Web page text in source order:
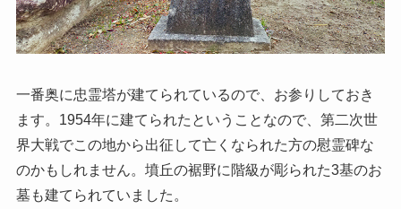
一番奥に忠霊塔が建てられているので、お参りしておき
ます。1954年に建てられたということなので、第二次世
界大戦でこの地から出征して亡くなられた方の慰霊碑な
のかもしれません。墳丘の裾野に階級が彫られた3基のお
墓も建てられていました。